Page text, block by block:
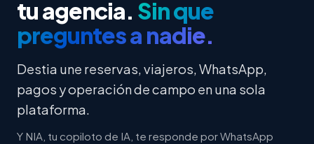
tu agencia. Sin que
preguntes a nadie.
Destia une reservas, viajeros, WhatsApp,
pagos y operación de campo en una sola
plataforma.
Y NIA, tu copiloto de IA, te responde por WhatsApp